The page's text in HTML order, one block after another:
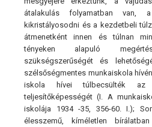
átalakulás folyamatban van,
kikristályosodni és a kezdetbeli
átmenetként innen és túlnan
tényeken alapuló
szükségszerűségét és
szélsőségmentes munkaiskola
iskola hívei túlbecsülték
teljesítőképességét (I. A
iskolája 1934 -35, 356-60. I.);
élesszemű, kíméletlen